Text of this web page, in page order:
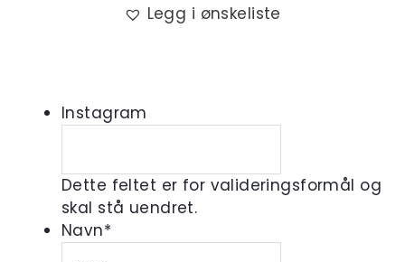
Legg i ønskeliste
Instagram
Dette feltet er for valideringsformål og
skal stå uendret.
Navn*